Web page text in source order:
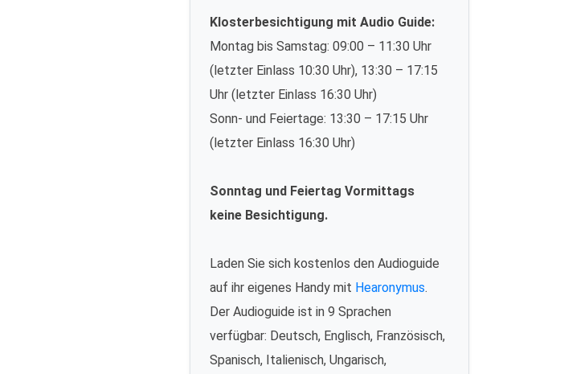
Klosterbesichtigung mit Audio Guide:
Montag bis Samstag: 09:00 – 11:30 Uhr
(letzter Einlass 10:30 Uhr), 13:30 – 17:15
Uhr (letzter Einlass 16:30 Uhr)
Sonn- und Feiertage: 13:30 – 17:15 Uhr
(letzter Einlass 16:30 Uhr)
Sonntag und Feiertag Vormittags
keine Besichtigung.
Laden Sie sich kostenlos den Audioguide
auf ihr eigenes Handy mit Hearonymus.
Der Audioguide ist in 9 Sprachen
verfügbar: Deutsch, Englisch, Französisch,
Spanisch, Italienisch, Ungarisch,